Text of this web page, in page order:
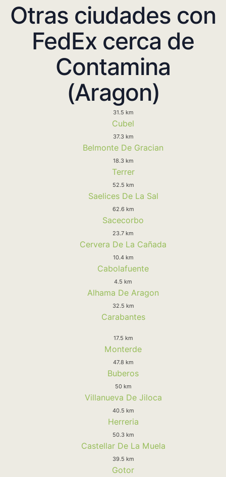
Otras ciudades con
FedEx cerca de
Contamina
(Aragon)
31.5 km
Cubel
37.3 km
Belmonte De Gracian
18.3 km
Terrer
52.5 km
Saelices De La Sal
62.6 km
Sacecorbo
23.7 km
Cervera De La Cañada
10.4 km
Cabolafuente
4.5 km
Alhama De Aragon
32.5 km
Carabantes
17.5 km
Monterde
47.8 km
Buberos
50 km
Villanueva De Jiloca
40.5 km
Herreria
50.3 km
Castellar De La Muela
39.5 km
Gotor